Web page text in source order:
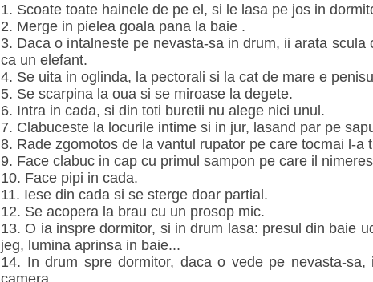
1. Scoate toate hainele de pe el, si le lasa pe jos in
2. Merge in pielea goala pana la baie .
3. Daca o intalneste pe nevasta-sa in drum, ii arata
ca un elefant.
4. Se uita in oglinda, la pectorali si la cat de mare e
5. Se scarpina la oua si se miroase la degete.
6. Intra in cada, si din toti buretii nu alege nici unul.
7. Clabuceste la locurile intime si in jur, lasand par pe
8. Rade zgomotos de la vantul rupator pe care tocmai l-a
9. Face clabuc in cap cu primul sampon pe care il
10. Face pipi in cada.
11. Iese din cada si se sterge doar partial.
12. Se acopera la brau cu un prosop mic.
13. O ia inspre dormitor, si in drum lasa: presul din baie
jeg, lumina aprinsa in baie...
14. In drum spre dormitor, daca o vede pe nevasta-
camera.